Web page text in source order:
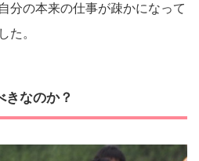
分の本来の仕事が疎かになって
た。
きなのか？